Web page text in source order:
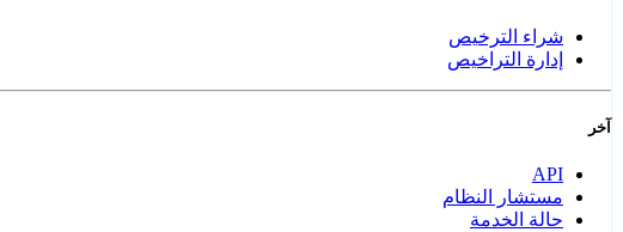
شراء الترخيص
إدارة التراخيص
آخر
API
مستشار النظام
حالة الخدمة